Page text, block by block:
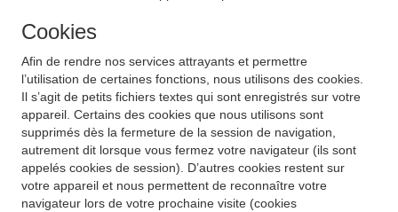
Cookies
Afin de rendre nos services attrayants et permettre
l’utilisation de certaines fonctions, nous utilisons des cookies.
Il s’agit de petits fichiers textes qui sont enregistrés sur votre
appareil. Certains des cookies que nous utilisons sont
supprimés dès la fermeture de la session de navigation,
autrement dit lorsque vous fermez votre navigateur (ils sont
appelés cookies de session). D’autres cookies restent sur
votre appareil et nous permettent de reconnaître votre
navigateur lors de votre prochaine visite (cookies